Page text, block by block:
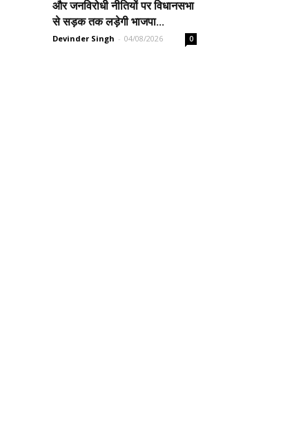
और जनविरोधी नीतियों पर विधानसभा
से सड़क तक लड़ेगी भाजपा...
Devinder Singh - 04/08/2026 0